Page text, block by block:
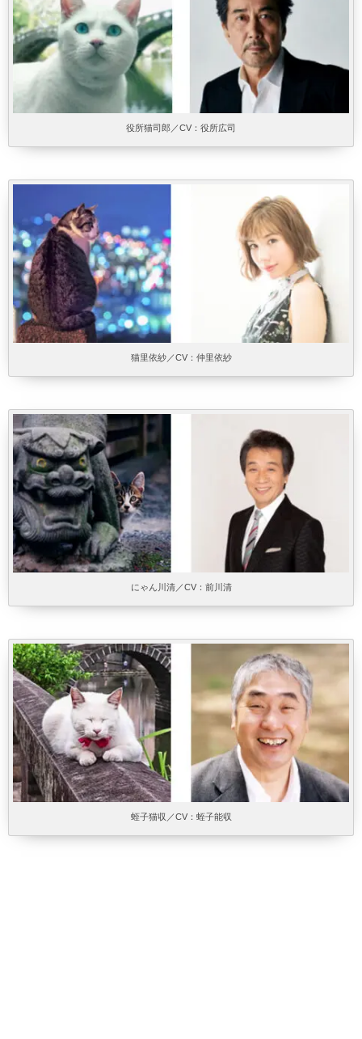
役所猫司郎／CV：役所広司
猫里依紗／CV：仲里依紗
にゃん川清／CV：前川清
蛭子猫収／CV：蛭子能収